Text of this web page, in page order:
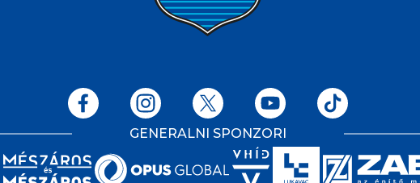
GENERALNI SPONZORI